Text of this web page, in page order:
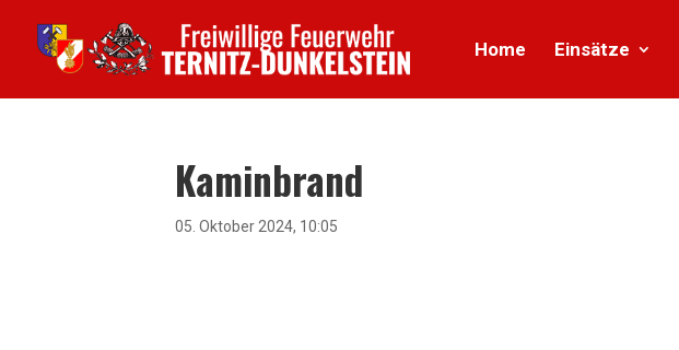
Home Einsätze
Kaminbrand
05. Oktober 2024, 10:05